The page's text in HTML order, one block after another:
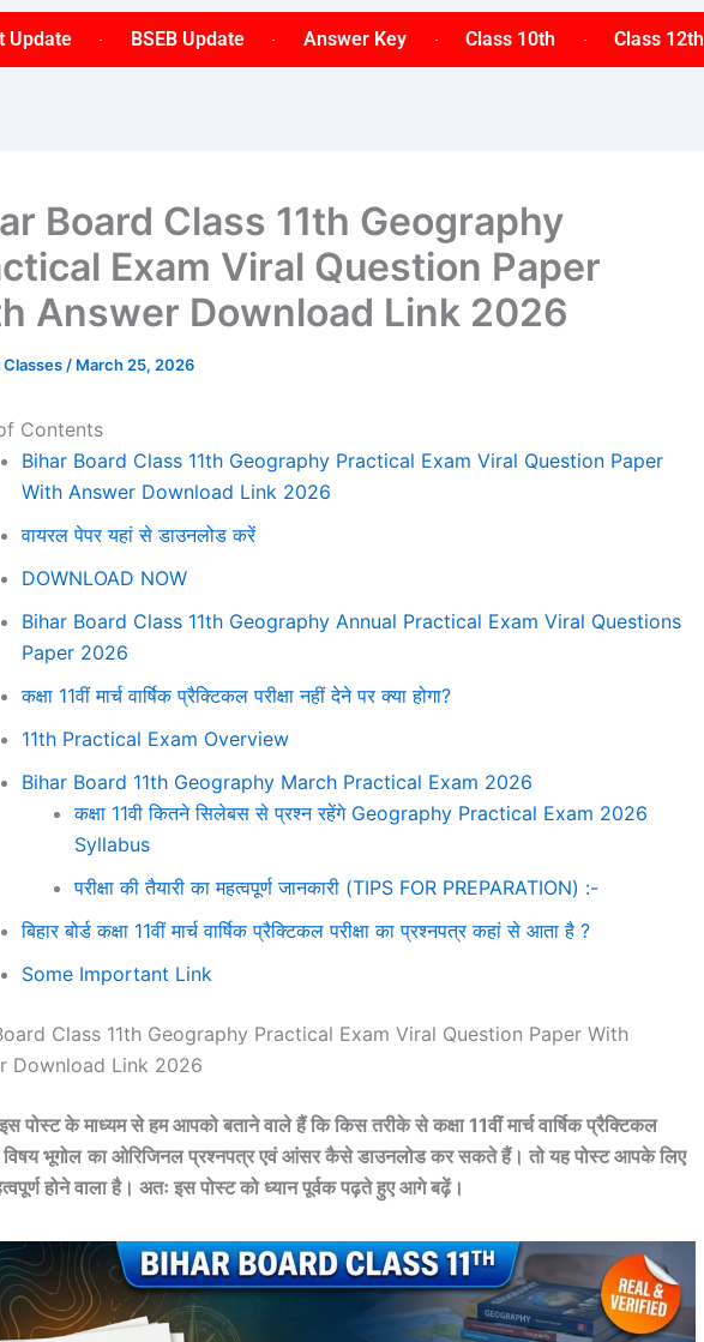
Update BSEB Update Answer Key Class 10th Class 12th
Board Class 11th Geography
Exam Viral Question Paper
Answer Download Link 2026
Classes / March 25, 2026
Contents
Bihar Board Class 11th Geography Practical Exam Viral Question Paper
With Answer Download Link 2026
वायरल पेपर यहां से डाउनलोड करें
DOWNLOAD NOW
Bihar Board Class 11th Geography Annual Practical Exam Viral Questions
Paper 2026
कक्षा 11वीं मार्च वार्षिक प्रैक्टिकल परीक्षा नहीं देने पर क्या होगा?
11th Practical Exam Overview
Bihar Board 11th Geography March Practical Exam 2026
कक्षा 11वी कितने सिलेबस से प्रश्न रहेंगे Geography Practical Exam 2026
Syllabus
परीक्षा की तैयारी का महत्वपूर्ण जानकारी (TIPS FOR PREPARATION) :-
बिहार बोर्ड कक्षा 11वीं मार्च वार्षिक प्रैक्टिकल परीक्षा का प्रश्नपत्र कहां से आता है ?
Some Important Link
Class 11th Geography Practical Exam Viral Question Paper With
Download Link 2026
पोस्ट के माध्यम से हम आपको बताने वाले हैं कि किस तरीके से कक्षा 11वीं मार्च वार्षिक प्रैक्टिकल
विषय भूगोल काओरिजिनल प्रश्नपत्र एवं आंसर कैसे डाउनलोड कर सकते हैं। तो यह पोस्ट आपके लिए
होने वाला है। अतः इस पोस्ट को ध्यान पूर्वक पढ़ते हुए आगे बढ़ें।